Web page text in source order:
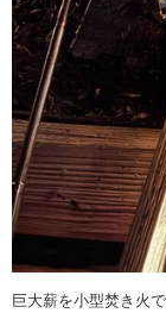
巨大薪を小型焚き火